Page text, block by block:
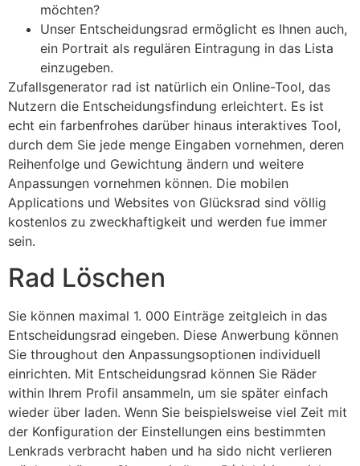
möchten?
Unser Entscheidungsrad ermöglicht es Ihnen auch,
ein Portrait als regulären Eintragung in das Lista
einzugeben.
Zufallsgenerator rad ist natürlich ein Online-Tool, das
Nutzern die Entscheidungsfindung erleichtert. Es ist
echt ein farbenfrohes darüber hinaus interaktives Tool,
durch dem Sie jede menge Eingaben vornehmen, deren
Reihenfolge und Gewichtung ändern und weitere
Anpassungen vornehmen können. Die mobilen
Applications und Websites von Glücksrad sind völlig
kostenlos zu zweckhaftigkeit und werden fue immer
sein.
Rad Löschen
Sie können maximal 1. 000 Einträge zeitgleich in das
Entscheidungsrad eingeben. Diese Anwerbung können
Sie throughout den Anpassungsoptionen individuell
einrichten. Mit Entscheidungsrad können Sie Räder
within Ihrem Profil ansammeln, um sie später einfach
wieder über laden. Wenn Sie beispielsweise viel Zeit mit
der Konfiguration der Einstellungen eins bestimmten
Lenkrads verbracht haben und ha sido nicht verlieren